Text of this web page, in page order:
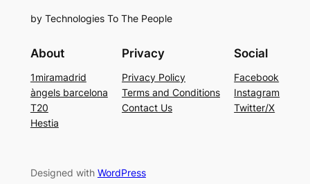
by Technologies To The People
About
1miramadrid
àngels barcelona
T20
Hestia
Privacy
Privacy Policy
Terms and Conditions
Contact Us
Social
Facebook
Instagram
Twitter/X
Designed with WordPress